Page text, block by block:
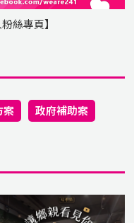
絲專頁】
案 政府補助案